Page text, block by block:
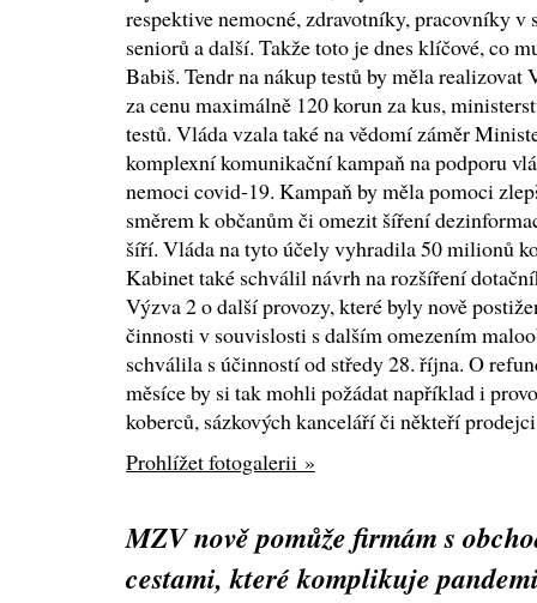
respektive nemocné, zdravotníky, pracovníky v
seniorů a další. Takže toto je dnes klíčové, co
Babiš. Tendr na nákup testů by měla realizovat
za cenu maximálně 120 korun za kus,
testů. Vláda vzala také na vědomí záměr
komplexní komunikační kampaň na podporu
nemoci covid-19. Kampaň by měla pomoci
směrem k občanům či omezit šíření
šíří. Vláda na tyto účely vyhradila 50 milionů
Kabinet také schválil návrh na rozšíření
Výzva 2 o další provozy, které byly nově
činnosti v souvislosti s dalším omezením
schválila s účinností od středy 28. října. O
měsíce by si tak mohli požádat například i
koberců, sázkových kanceláří či někteří
Prohlížet fotogalerii »
MZV nově pomůže firmám s
cestami, které komplikuje